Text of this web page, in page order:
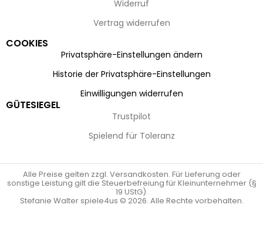
Widerruf
Vertrag widerrufen
COOKIES
Privatsphäre-Einstellungen ändern
Historie der Privatsphäre-Einstellungen
Einwilligungen widerrufen
GÜTESIEGEL
Trustpilot
Spielend für Toleranz
Alle Preise gelten zzgl. Versandkosten. Für Lieferung oder
sonstige Leistung gilt die Steuerbefreiung für Kleinunternehmer (§
19 UStG).
Stefanie Walter spiele4us © 2026. Alle Rechte vorbehalten.